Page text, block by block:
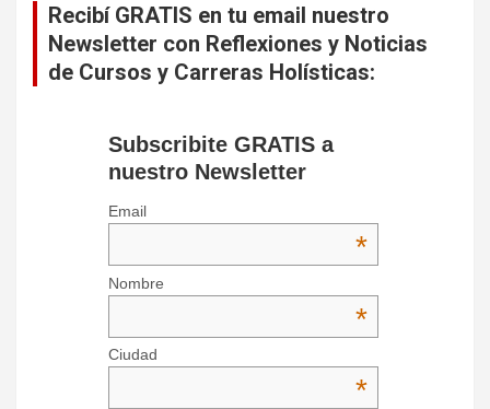
Recibí GRATIS en tu email nuestro
Newsletter con Reflexiones y Noticias
de Cursos y Carreras Holísticas:
Subscribite GRATIS a
nuestro Newsletter
Email
*
Nombre
*
Ciudad
*